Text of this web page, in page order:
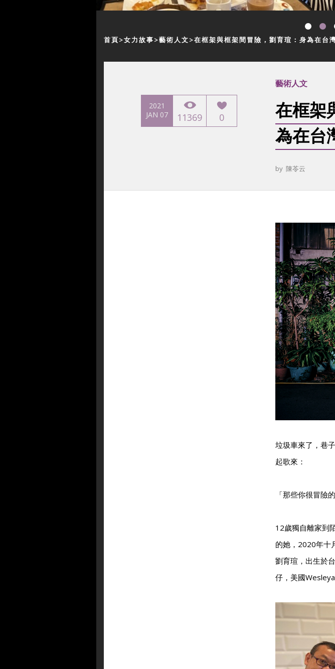
首頁 女力故事 藝術人文 在框架與框架間冒險，劉育瑄：身為在台
2021
JAN 07
11369 0
藝術人文
在框架
為在台
by 陳苓云
垃圾車來了，巷
起歌來：
「那些你很冒險
12歲獨自離家到
的她，2020年十
劉育瑄，出生於
仔，美國